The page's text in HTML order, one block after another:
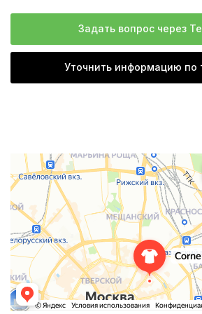
Задать вопрос через
Уточнить информацию по